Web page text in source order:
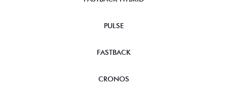
PULSE
FASTBACK
CRONOS